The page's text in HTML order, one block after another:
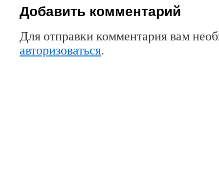
Добавить комментарий
Для отправки комментария вам
авторизоваться.